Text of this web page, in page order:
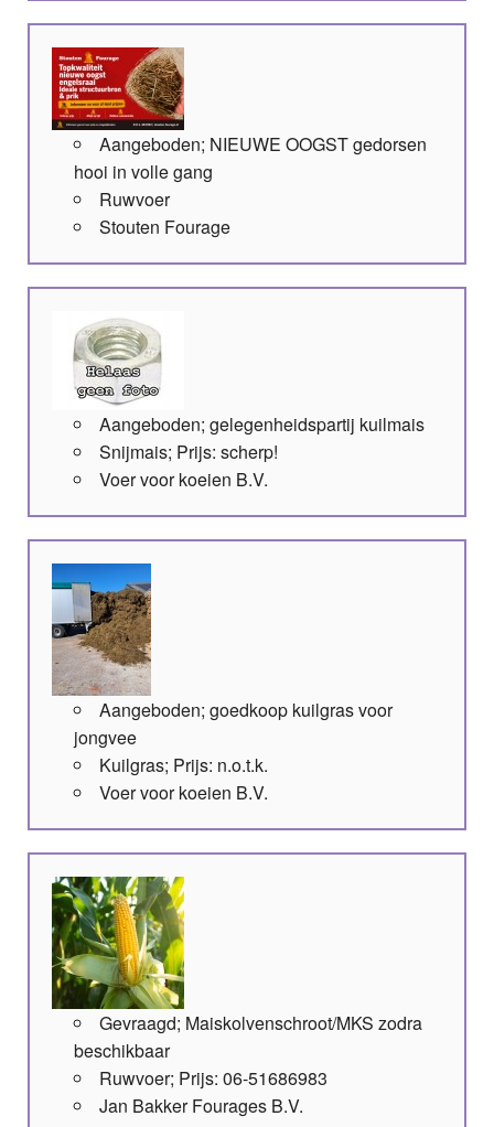
Aangeboden; NIEUWE OOGST gedorsen
hooi in volle gang
Ruwvoer
Stouten Fourage
Aangeboden; gelegenheidspartij kuilmais
Snijmais; Prijs: scherp!
Voer voor koeien B.V.
Aangeboden; goedkoop kuilgras voor
jongvee
Kuilgras; Prijs: n.o.t.k.
Voer voor koeien B.V.
Gevraagd; Maiskolvenschroot/MKS zodra
beschikbaar
Ruwvoer; Prijs: 06-51686983
Jan Bakker Fourages B.V.